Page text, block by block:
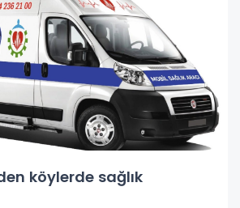
köylerde sağlık